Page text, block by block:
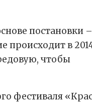
постановки –
происходит в
чтобы
фестиваля